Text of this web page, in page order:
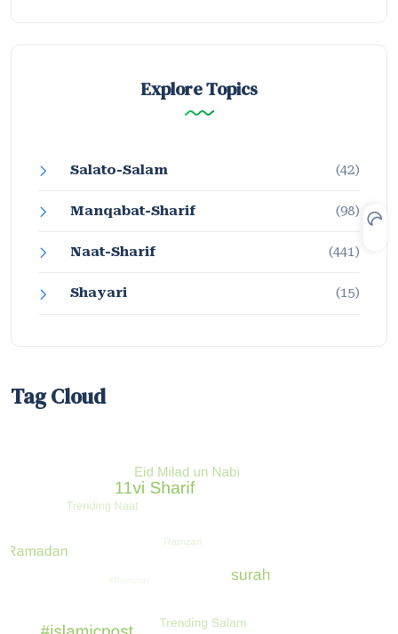
Explore Topics
Salato-Salam (42)
Manqabat-Sharif (98)
Naat-Sharif (441)
Shayari (15)
Tag Cloud